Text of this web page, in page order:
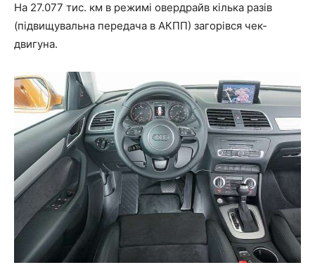
На 27.077 тис. км в режимі овердрайв кілька разів
(підвищувальна передача в АКПП) загорівся чек-
двигуна.